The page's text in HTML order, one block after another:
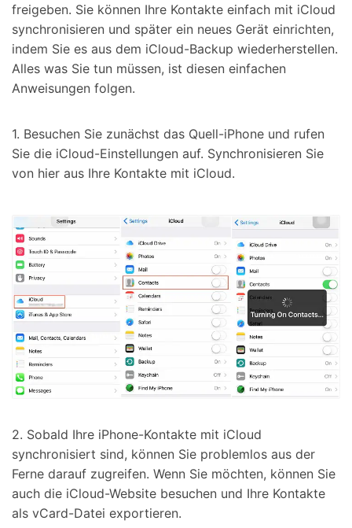
freigeben. Sie können Ihre Kontakte einfach mit iCloud
synchronisieren und später ein neues Gerät einrichten,
indem Sie es aus dem iCloud-Backup wiederherstellen.
Alles was Sie tun müssen, ist diesen einfachen
Anweisungen folgen.
1. Besuchen Sie zunächst das Quell-iPhone und rufen
Sie die iCloud-Einstellungen auf. Synchronisieren Sie
von hier aus Ihre Kontakte mit iCloud.
2. Sobald Ihre iPhone-Kontakte mit iCloud
synchronisiert sind, können Sie problemlos aus der
Ferne darauf zugreifen. Wenn Sie möchten, können Sie
auch die iCloud-Website besuchen und Ihre Kontakte
als vCard-Datei exportieren.